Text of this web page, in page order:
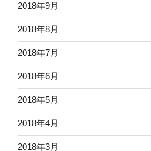
2018年9月
2018年8月
2018年7月
2018年6月
2018年5月
2018年4月
2018年3月